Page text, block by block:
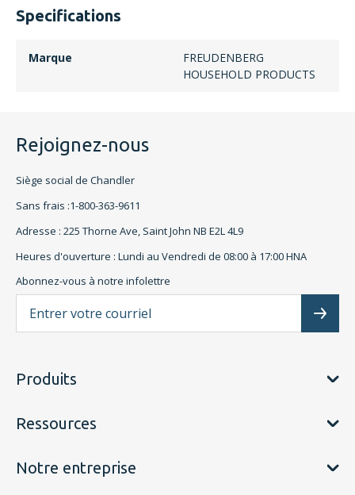
Specifications
Marque
FREUDENBERG
HOUSEHOLD PRODUCTS
Rejoignez-nous
Siège social de Chandler
Sans frais :1-800-363-9611
Adresse : 225 Thorne Ave, Saint John NB E2L 4L9
Heures d'ouverture : Lundi au Vendredi de 08:00 à 17:00 HNA
Abonnez-vous à notre infolettre
Produits
Ressources
Notre entreprise